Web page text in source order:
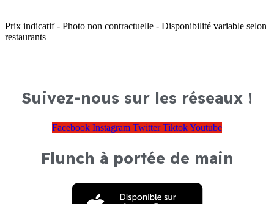
Prix indicatif - Photo non contractuelle - Disponibilité variable selon
restaurants
Suivez-nous sur les réseaux !
Facebook Instagram Twitter TiktokYoutube
Flunch à portée de main